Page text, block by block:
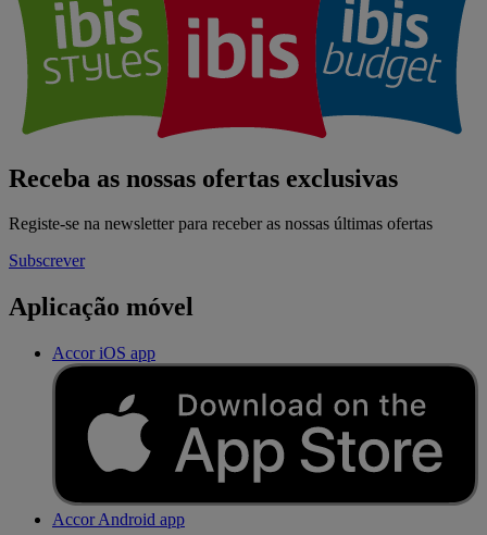
Receba as nossas ofertas exclusivas
Registe-se na newsletter para receber as nossas últimas ofertas
Subscrever
Aplicação móvel
Accor iOS app
Accor Android app